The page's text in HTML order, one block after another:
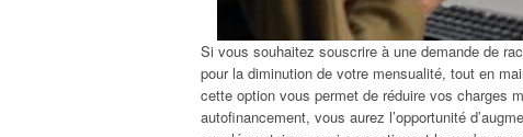
Si vous souhaitez souscrire à une demande de
pour la diminution de votre mensualité, tout en
cette option vous permet de réduire vos charges
autofinancement, vous aurez l’opportunité